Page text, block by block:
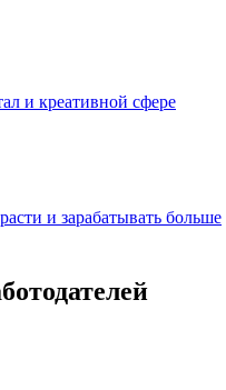
и креативной сфере
и зарабатывать больше